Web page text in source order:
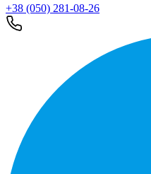
+38 (050) 281-08-26